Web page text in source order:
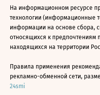
На информационном ресурсе
технологии (информационные
информации на основе сбора,
относящихся к предпочтениям
находящихся на территории
Правила применения
рекламно-обменной сети,
24smi